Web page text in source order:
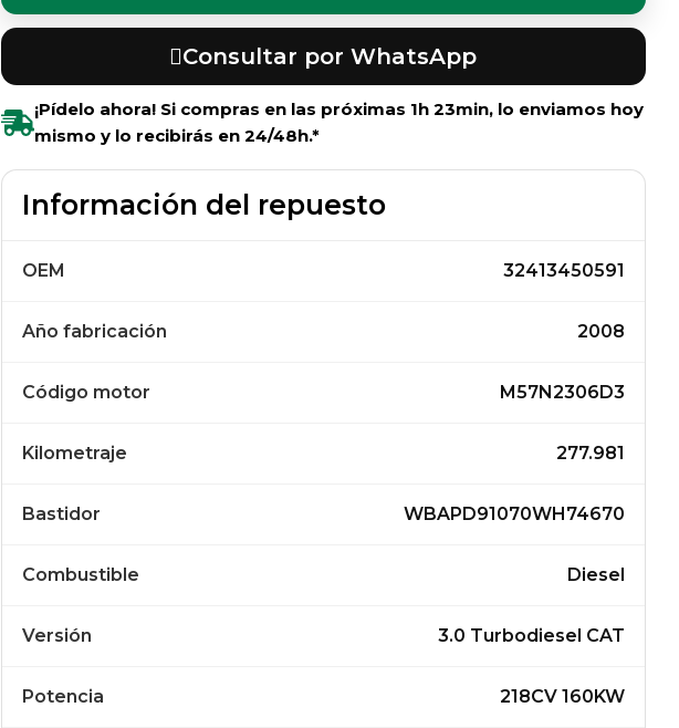
Consultar por WhatsApp
¡Pídelo ahora! Si compras en las próximas 1h 23min, lo enviamos hoy
mismo y lo recibirás en 24/48h.*
Información del repuesto
OEM 32413450591
Año fabricación 2008
Código motor M57N2306D3
Kilometraje 277.981
Bastidor WBAPD91070WH74670
Combustible Diesel
Versión 3.0 Turbodiesel CAT
Potencia 218CV 160KW